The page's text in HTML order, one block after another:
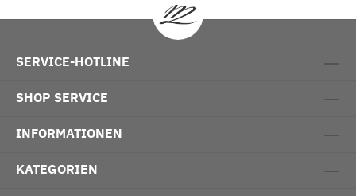
SERVICE-HOTLINE
SHOP SERVICE
INFORMATIONEN
KATEGORIEN